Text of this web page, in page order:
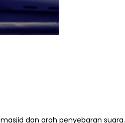
dan arah penyebaran suara.